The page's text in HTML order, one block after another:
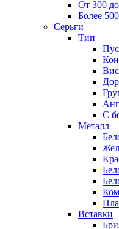
От 300
Более
Серьги
Тип
С
Металл
Вставки